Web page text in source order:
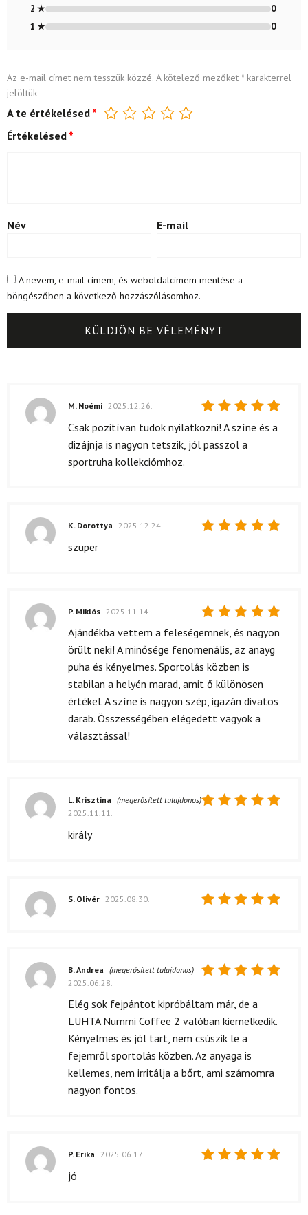
2 ★
0
1 ★
0
Az e-mail címet nem tesszük közzé. A kötelező mezőket *karakterrel
jelöltük
A te értékelésed *
Értékelésed *
Név E-mail
A nevem, e-mail címem, és weboldalcímem mentése a
böngészőben a következő hozzászólásomhoz.
Értékelés:
M. Noémi 2025.12.26.
Csak pozitívan tudok nyilatkozni! A színe és a
dizájnja is nagyon tetszik, jól passzol a
sportruha kollekciómhoz.
K. Dorottya 2025.12.24.
szuper
Értékelés:
/ 5
P. Miklós 2025.11.14.
Ajándékba vettem a feleségemnek, és nagyon
örült neki! A minősége fenomenális, az anayg
puha és kényelmes. Sportolás közben is
stabilan a helyén marad, amit ő különösen
értékel. A színe is nagyon szép, igazán divatos
darab. Összességében elégedett vagyok a
választással!
L. Krisztina (megerősített tulajdonos)
2025.11.11.
király
S. Olivér 2025.08.30.
5/ 5
B. Andrea (megerősített tulajdonos)
2025.06.28.
Elég sok fejpántot kipróbáltam már, de a
LUHTA Nummi Coffee 2 valóban kiemelkedik.
Kényelmes és jól tart, nem csúszik le a
fejemről sportolás közben. Az anyaga is
kellemes, nem irritálja a bőrt, ami számomra
nagyon fontos.
P. Erika 2025.06.17.
jó